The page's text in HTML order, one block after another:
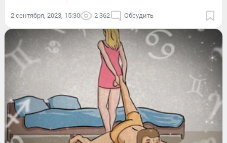
2 сентября, 2023, 15:30 2 362 Обсудить